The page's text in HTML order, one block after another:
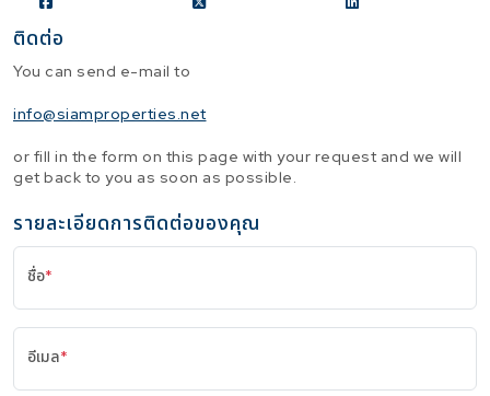
ติดต่อ
You can send e-mail to
info@siamproperties.net
or fill in the form on this page with your request and we will
get back to you as soon as possible.
รายละเอียดการติดต่อของคุณ
ชื่อ*
อีเมล*